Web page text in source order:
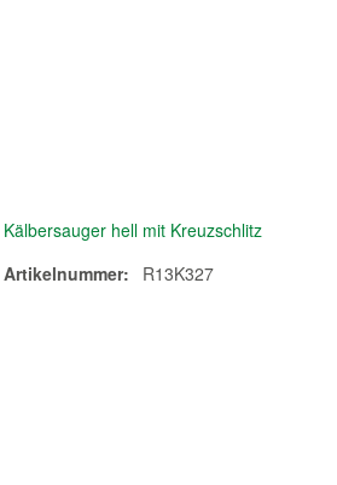
Kälbersauger hell mit Kreuzschlitz
Artikelnummer:
R13K327